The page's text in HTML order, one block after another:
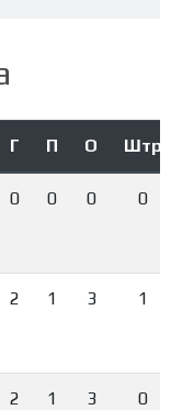
Г П О Штр
0 0 0 0
2 1 3 1
2 1 3 0